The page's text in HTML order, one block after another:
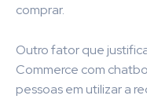
comprar.
Outro fator que
Commerce com
pessoas em utilizar a